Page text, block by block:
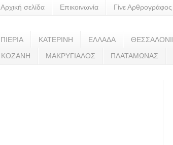
Αρχική σελίδα Επικοινωνία Γίνε
ΠΙΕΡΙΑ ΚΑΤΕΡΙΝΗ ΕΛΛΑΔΑ
ΚΟΖΑΝΗ ΜΑΚΡΥΓΙΑΛΟΣ ΠΛΑΤΑΜΩΝΑΣ